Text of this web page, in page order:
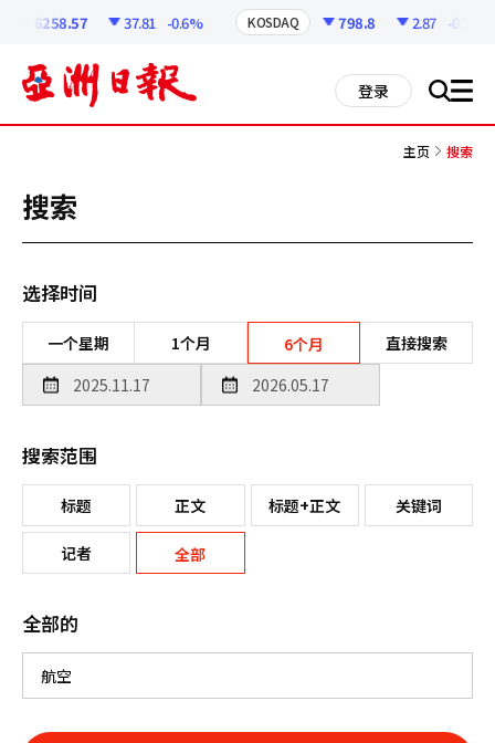
6258.57 37.81 -0.6% KOSDAQ 798.8 2.87 -0.36%
登录 搜 all
主页 搜索
搜索
选择时间
一个星期 1个月 6个月 直接搜索
搜索范围
标题 正文 标题+正文 关键词
记者 全部
全部的